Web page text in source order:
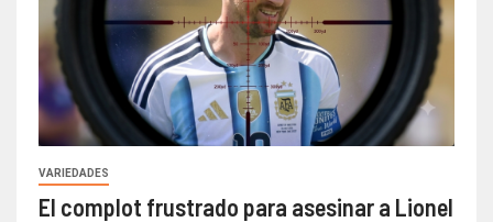
VARIEDADES
El complot frustrado para asesinar a Lionel